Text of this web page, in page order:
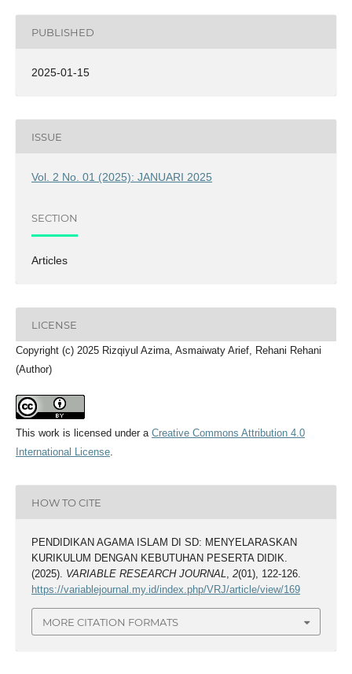
PUBLISHED
2025-01-15
ISSUE
Vol. 2 No. 01 (2025): JANUARI 2025
SECTION
Articles
LICENSE
Copyright (c) 2025 Rizqiyul Azima, Asmaiwaty Arief, Rehani Rehani
(Author)
This work is licensed under a Creative Commons Attribution 4.0
International License.
HOW TO CITE
PENDIDIKAN AGAMA ISLAM DI SD: MENYELARASKAN
KURIKULUM DENGAN KEBUTUHAN PESERTA DIDIK.
(2025). VARIABLE RESEARCH JOURNAL, 2(01), 122-126.
https://variablejournal.my.id/index.php/VRJ/article/view/169
MORE CITATION FORMATS